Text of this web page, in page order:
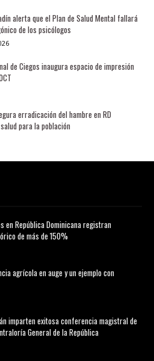
alerta que el Plan de Salud Mental fallará
de los psicólogos
de Ciegos inaugura espacio de impresión
erradicación del hambre en RD
para la población
en República Dominicana registran
de más de 150%
agrícola en auge y un ejemplo con
imparten exitosa conferencia magistral de
General de la República